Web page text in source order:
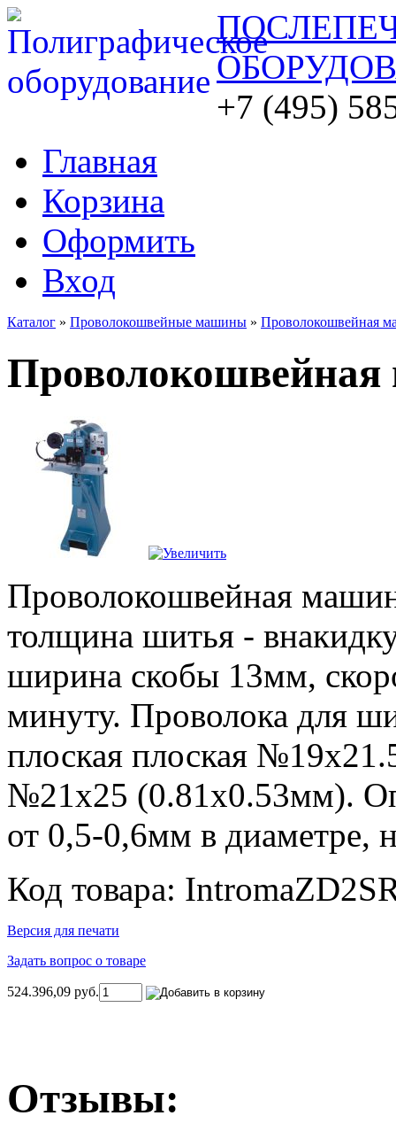
+7 (495)
Главная
Корзина
Оформить
Вход
Каталог » Проволокошвейные машины » Проволокошвейная
Проволокошвейная
толщина шитья -
ширина скобы 13мм,
минуту. Проволока для
плоская плоская
№21х25 (0.81х0.53мм).
от 0,5-0,6мм в диаметре,
Код товара:
Версия для печати
Задать вопрос о товаре
524.396,09 руб.
Отзывы: